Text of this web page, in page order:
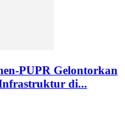
PUPR Gelontorkan
di...